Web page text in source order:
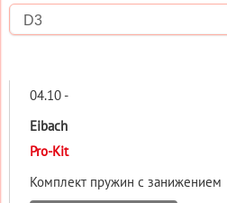
D3
04.10 -
Eibach
Pro-Kit
Комплект пружин с занижением